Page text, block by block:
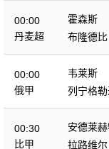
00:00
丹麦超
霍森斯
布隆德比
00:00
俄甲
韦莱斯
列宁格
00:30
比甲
安德莱
拉路维尔